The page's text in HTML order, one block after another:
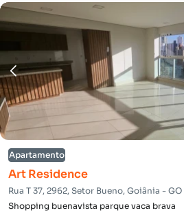
Apartamento
Art Residence
Rua T 37, 2962, Setor Bueno, Goiânia - GO
Shopping buenavista parque vaca brava